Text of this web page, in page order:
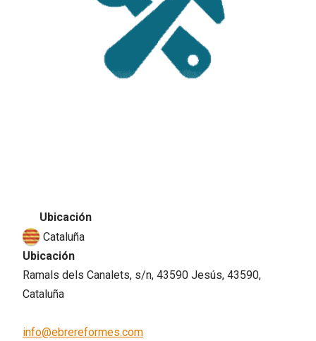
Ubicación
Cataluña
Ubicación
Ramals dels Canalets, s/n, 43590 Jesús, 43590,
Cataluña
info@ebrereformes.com